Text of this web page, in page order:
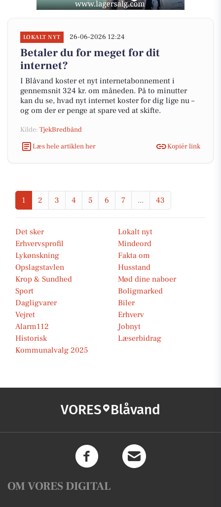
LOKALT NYT 26-06-2026 12:24
Betaler du for meget for dit
internet?
I Blåvand koster et nyt internetabonnement i
gennemsnit 324 kr. om måneden. På to minutter
kan du se, hvad nyt internet koster for dig lige nu –
og om der er penge at spare ved at skifte.
Kilde: TjekBredbånd
Læs hele artiklen her
Kopiér link
1 2 3 4 5 6 7 ... 43
Det sker
Lokalt nyt
Erhvervsprofil
Mindeord
Lykønskning
Fakta om
Opslagstavlen
Husstand
Krop & Sundhed
Mød dine naboer
Sport
Boligmarked
Dagligvarer
Biler
Vejret
Erhverv
Alarm112
Jobnyt
Historisk
Læserbidrag
Kommunalvalg 2025
VORES Blåvand
OM VORES DIGITAL